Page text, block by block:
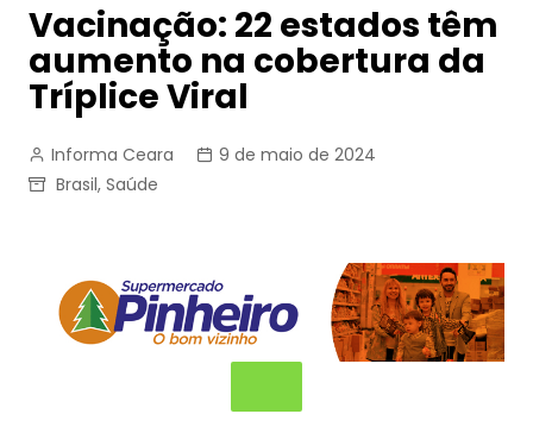
Vacinação: 22 estados têm
aumento na cobertura da
Tríplice Viral
Informa Ceara
9 de maio de 2024
Brasil, Saúde